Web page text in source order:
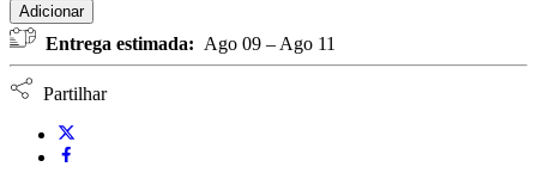
Adicionar
Entrega estimada: Ago 09 – Ago 11
Partilhar